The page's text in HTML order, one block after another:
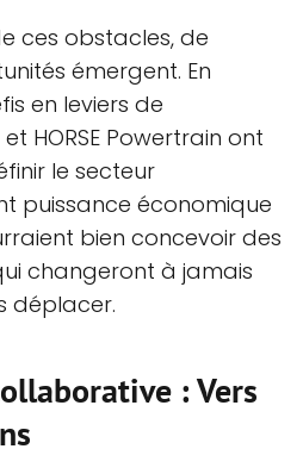
ces obstacles, de
émergent. En
en leviers de
HORSE Powertrain ont
le secteur
puissance économique
bien concevoir des
changeront à jamais
déplacer.
: Vers